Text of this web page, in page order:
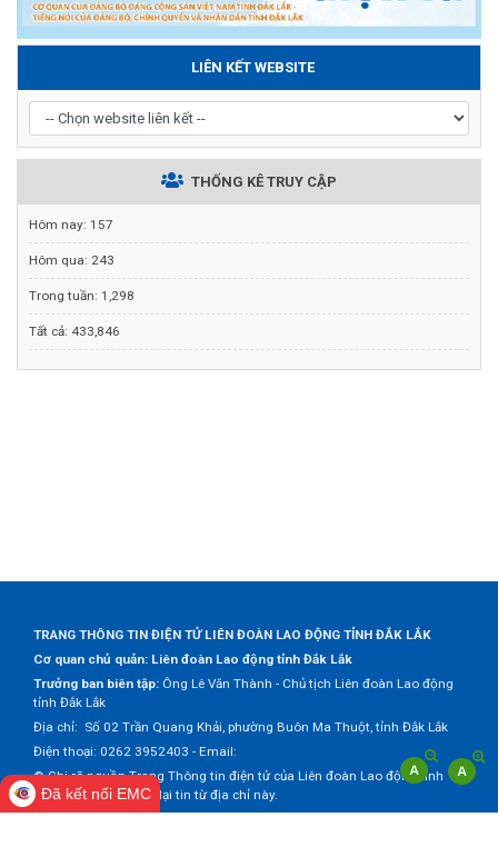
LIÊN KẾT WEBSITE
THỐNG KÊ TRUY CẬP
Hôm nay: 157
Hôm qua: 243
Trong tuần: 1,298
Tất cả: 433,846
TRANG THÔNG TIN ĐIỆN TỬ LIÊN ĐOÀN LAO ĐỘNG TỈNH ĐẮK LẮK
Cơ quan chủ quản: Liên đoàn Lao động tỉnh Đắk Lắk
Trưởng ban biên tập: Ông Lê Văn Thành - Chủ tịch Liên đoàn Lao động
tỉnh Đắk Lắk
Địa chỉ: Số 02 Trần Quang Khải, phường Buôn Ma Thuột, tỉnh Đắk Lắk
Điện thoại: 0262 3952403 - Email:
© Ghi rõ nguồn Trang Thông tin điện tử của Liên đoàn Lao động tỉnh
Đắk Lắk khi trích dẫn lại tin từ địa chỉ này.
Đã kết nối EMC